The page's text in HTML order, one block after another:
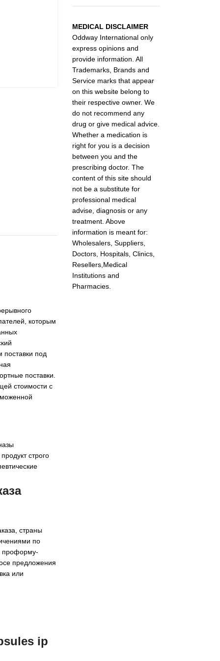
которым
поставки под
поставки.
стоимости с
строго
страны
по
проформу-
предложения
или
ip
MEDICAL DISCLAIMER
Oddway International only
express opinions and
provide information. All
Trademarks, Brands and
Service marks that appear
on this website belong to
their respective owner. We
do not recommend any
drug or give medical advice.
Whether a medication is
right for you is a decision
between you and the
prescribing doctor. The
content of this site should
not be a substitute for
professional medical
advise, diagnosis or any
treatment. Above
information is meant for:
Wholesalers, Suppliers,
Doctors, Hospitals, Clinics,
Resellers,Medical
Institutions and
Pharmacies.